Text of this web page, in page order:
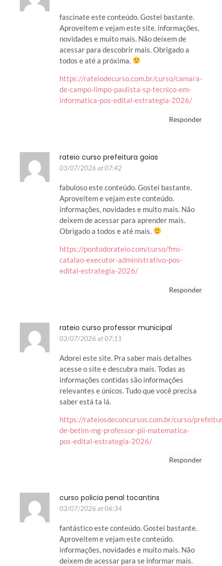
fascinate este conteúdo. Gostei bastante.
Aproveitem e vejam este site. informações,
novidades e muito mais. Não deixem de
acessar para descobrir mais. Obrigado a
todos e até a próxima.
https://rateiodecurso.com.br/curso/camara-
de-campo-limpo-paulista-sp-tecnico-em-
informatica-pos-edital-estrategia-2026/
Responder
rateio curso prefeitura goias
03/07/2026 at 07:42
fabuloso este conteúdo. Gostei bastante.
Aproveitem e vejam este conteúdo.
informações, novidades e muito mais. Não
deixem de acessar para aprender mais.
Obrigado a todos e até mais.
https://pontodorateio.com/curso/fms-
catalao-executor-administrativo-pos-
edital-estrategia-2026/
Responder
rateio curso professor municipal
03/07/2026 at 07:11
Adorei este site. Pra saber mais detalhes
acesse o site e descubra mais. Todas as
informações contidas são informações
relevantes e únicos. Tudo que você precisa
saber está ta lá.
https://rateiosdeconcursos.com.br/curso/
de-betim-mg-professor-pii-matematica-
pos-edital-estrategia-2026/
Responder
curso policia penal tocantins
03/07/2026 at 06:34
fantástico este conteúdo. Gostei bastante.
Aproveitem e vejam este conteúdo.
informações, novidades e muito mais. Não
deixem de acessar para se informar mais.